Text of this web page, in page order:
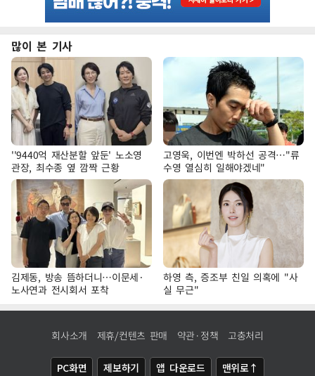
많이 본 기사
''9440억 재산분할 앞둔' 노소영
관장, 최수종 옆 깜짝 근황
고영욱, 이번엔 박하선 공격…"류
수영 열심히 일해야겠네"
김제동, 방송 뜸하더니…이문세·
노사연과 전시회서 포착
하영 측, 증조부 친일 의혹에 "사
실 무근"
회사소개 제휴/컨텐츠 판매 약관·정책 고충처리
PC화면 제보하기 앱 다운로드 맨위로↑